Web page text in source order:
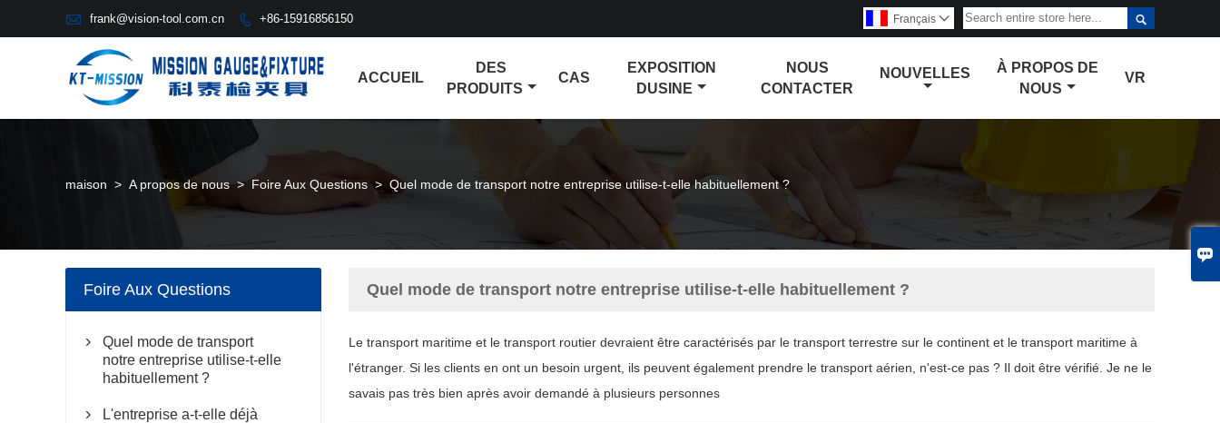

 frank@vision-tool.com.cn  +86-15916856150 
Français 
ACCUEIL
DES
PRODUITS
CAS
EXPOSITION
DUSINE
NOUS
CONTACTER
NOUVELLES
À PROPOS DE
NOUS
VR
maison > A propos de nous > Foire Aux Questions > Quel mode de transport notre entreprise utilise-t-elle habituellement ?
Quel mode de transport notre entreprise utilise-t-elle habituellement ?
Le transport maritime et le transport routier devraient être caractérisés par le transport terrestre sur le continent et le transport maritime à
l'étranger. Si les clients en ont un besoin urgent, ils peuvent également prendre le transport aérien, n'est-ce pas ? Il doit être vérifié. Je ne le
savais pas très bien après avoir demandé à plusieurs personnes
Foire Aux Questions

Quel mode de transport
notre entreprise utilise-t-elle
habituellement ?

L'entreprise a-t-elle déjà